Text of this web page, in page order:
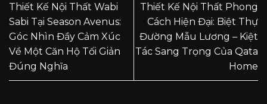
Thiết Kế Nội Thất Wabi
Sabi Tại Season Avenus:
Góc Nhìn Đầy Cảm Xúc
Về Một Căn Hộ Tối Giản
Đúng Nghĩa
Thiết Kế Nội Thất Phong
Cách Hiện Đại: Biệt Thự
Đường Mẫu Lương – Kiệt
Tác Sang Trọng Của Qata
Home